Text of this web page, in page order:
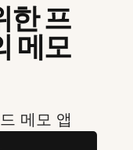
한 프
메모
메모 앱